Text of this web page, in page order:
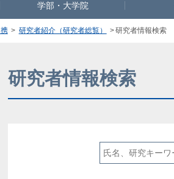
学部・大学院
研究者紹介（研究者総覧） 研究者情報検索
研究者情報検索